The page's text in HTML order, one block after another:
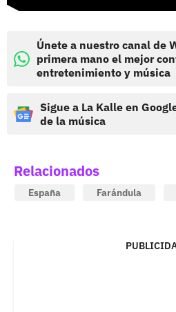
Únete a nuestro canal de
primera mano el mejor
entretenimiento y música
Sigue a La Kalle en
de la música
Relacionados
España Farándula